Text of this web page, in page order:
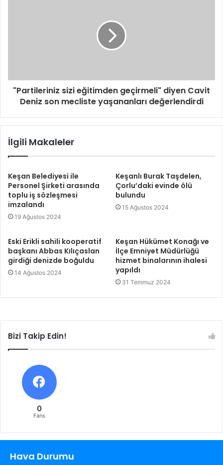
"Partileriniz sizi eğitimden geçirmeli" diyen Cavit
Deniz son mecliste yaşananları değerlendirdi
İlgili Makaleler
Keşan Belediyesi ile
Personel Şirketi arasında
toplu iş sözleşmesi
imzalandı
19 Ağustos 2024
Keşanlı Burak Taşdelen,
Çorlu’daki evinde ölü
bulundu
15 Ağustos 2024
Eski Erikli sahili kooperatif
başkanı Abbas Kılıçaslan
girdiği denizde boğuldu
14 Ağustos 2024
Keşan Hükümet Konağı ve
İlçe Emniyet Müdürlüğü
hizmet binalarının ihalesi
yapıldı
31 Temmuz 2024
Bizi Takip Edin!
0
Fans
Hava Durumu